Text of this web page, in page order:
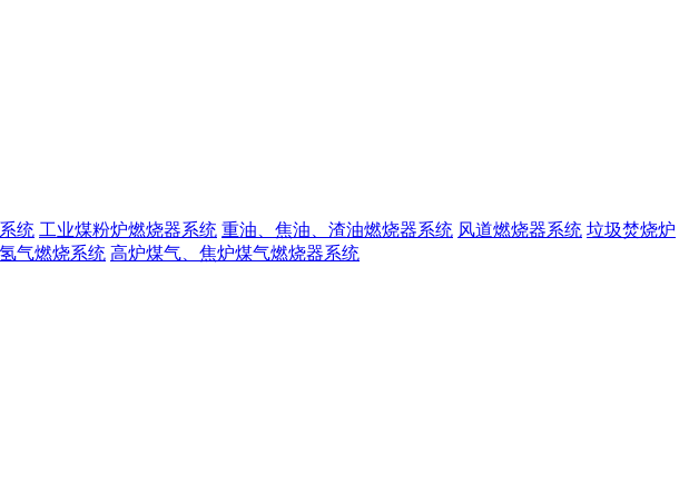
统 工业煤粉炉燃烧器系统 重油、焦油、渣油燃烧器系统 风道燃烧器系统 垃圾焚烧炉
氢气燃烧系统 高炉煤气、焦炉煤气燃烧器系统